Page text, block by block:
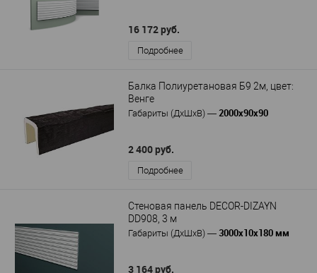
16 172 руб.
Подробнее
Балка Полиуретановая Б9 2м, цвет:
Венге
Габариты (ДхШхВ) — 2000х90х90
2 400 руб.
Подробнее
Стеновая панель DECOR-DIZAYN
DD908, 3 м
Габариты (ДхШхВ) — 3000х10х180 мм
3 164 руб.